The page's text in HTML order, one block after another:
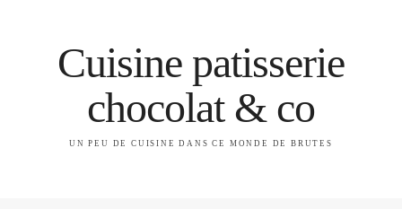
Cuisine patisserie
chocolat & co
UN PEU DE CUISINE DANS CE MONDE DE BRUTES